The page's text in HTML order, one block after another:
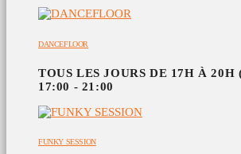
DANCEFLOOR
TOUS LES JOURS DE 17H À 20H
17:00 - 21:00
FUNKY SESSION